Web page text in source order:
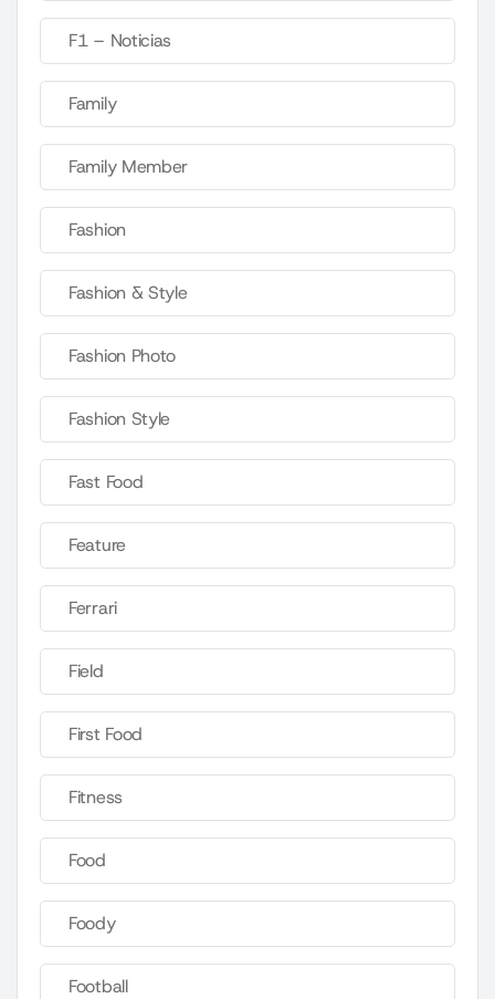
F1 – Noticias
Family
Family Member
Fashion
Fashion & Style
Fashion Photo
Fashion Style
Fast Food
Feature
Ferrari
Field
First Food
Fitness
Food
Foody
Football